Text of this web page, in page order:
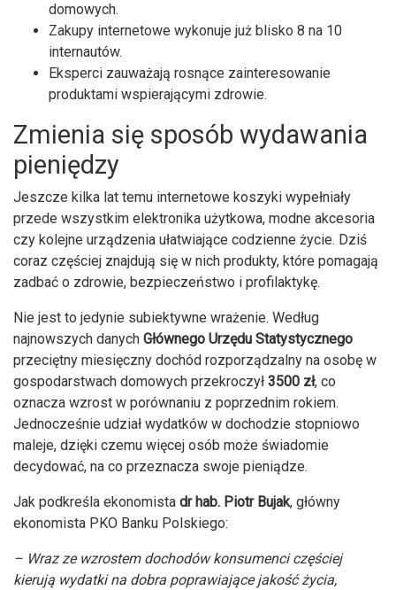
domowych.
Zakupy internetowe wykonuje już blisko 8 na 10
internautów.
Eksperci zauważają rosnące zainteresowanie
produktami wspierającymi zdrowie.
Zmienia się sposób wydawania
pieniędzy
Jeszcze kilka lat temu internetowe koszyki wypełniały
przede wszystkim elektronika użytkowa, modne akcesoria
czy kolejne urządzenia ułatwiające codzienne życie. Dziś
coraz częściej znajdują się w nich produkty, które pomagają
zadbać o zdrowie, bezpieczeństwo i profilaktykę.
Nie jest to jedynie subiektywne wrażenie. Według
najnowszych danych Głównego Urzędu Statystycznego
przeciętny miesięczny dochód rozporządzalny na osobę w
gospodarstwach domowych przekroczył 3500 zł, co
oznacza wzrost w porównaniu z poprzednim rokiem.
Jednocześnie udział wydatków w dochodzie stopniowo
maleje, dzięki czemu więcej osób może świadomie
decydować, na co przeznacza swoje pieniądze.
Jak podkreśla ekonomista dr hab. Piotr Bujak, główny
ekonomista PKO Banku Polskiego:
– Wraz ze wzrostem dochodów konsumenci częściej
kierują wydatki na dobra poprawiające jakość życia,